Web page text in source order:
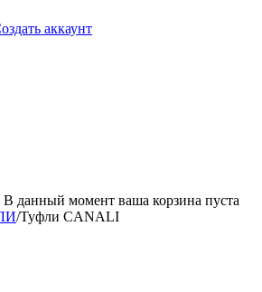
аккаунт
В данный момент ваша корзина пуста
/Туфли CANALI